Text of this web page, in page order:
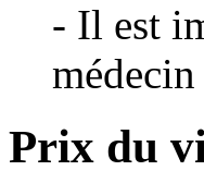
- Il est
médecin
Prix du